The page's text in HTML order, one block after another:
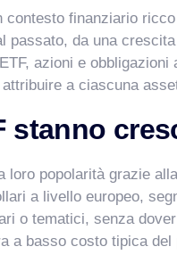
contesto finanziario
passato, da una
azioni e
a ciascuna
stanno
loro popolarità grazie
a livello europeo,
o tematici, senza
a basso costo tipica